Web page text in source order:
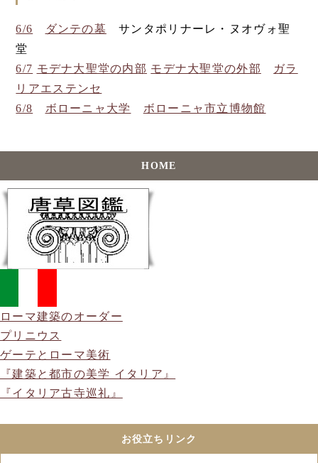
6/6 ダンテの墓
サンタポリナーレ・ヌオヴォ聖
堂
6/7 モデナ大聖堂の内部 モデナ大聖堂の外部
ガラ
リアエステンセ
6/8
ボローニャ大学 ボローニャ市立博物館
HOME
ローマ建築のオーダー
プリニウス
ゲーテとローマ美術
『建築と都市の美学 イタリア』
『イタリア古寺巡礼』
お役立ちリンク